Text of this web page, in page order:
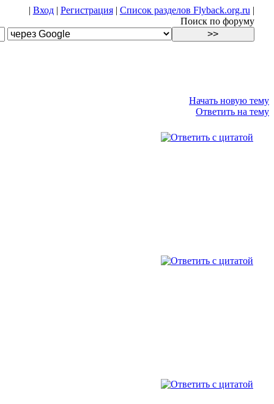
| Вход| Регистрация| Список разделов Flyback.org.ru |
Поиск по форуму
Начать новую тему
Ответить на тему